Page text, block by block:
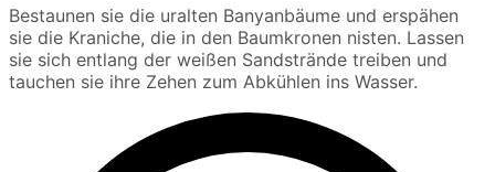
Bestaunen sie die uralten Banyanbäume und erspähen
sie die Kraniche, die in den Baumkronen nisten. Lassen
sie sich entlang der weißen Sandstrände treiben und
tauchen sie ihre Zehen zum Abkühlen ins Wasser.